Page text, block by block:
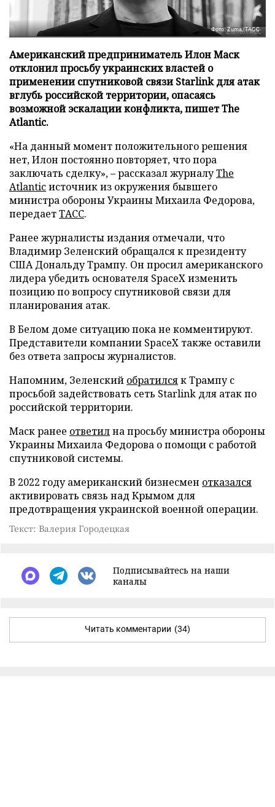
Фото: Zuma/ТАСС
Американский предприниматель Илон Маск
отклонил просьбу украинских властей о
применении спутниковой связи Starlink для атак
вглубь российской территории, опасаясь
возможной эскалации конфликта, пишет The
Atlantic.
«На данный момент положительного решения
нет, Илон постоянно повторяет, что пора
заключать сделку», – рассказал журналуThe
Atlanticисточник из окружения бывшего
министра обороны Украины Михаила Федорова,
передаетТАСС.
Ранее журналисты издания отмечали, что
Владимир Зеленский обращался к президенту
США Дональду Трампу. Он просил американского
лидера убедить основателя SpaceX изменить
позицию по вопросу спутниковой связи для
планирования атак.
В Белом доме ситуацию пока не комментируют.
Представители компании SpaceX также оставили
без ответа запросы журналистов.
Напомним, Зеленский обратилсяк Трампу с
просьбой задействовать сеть Starlink для атак по
российской территории.
Маск ранее ответилна просьбу министра обороны
Украины Михаила Федорова о помощи с работой
спутниковой системы.
В 2022 году американский бизнесмен отказался
активировать связь над Крымом для
предотвращения украинской военной операции.
Текст: Валерия Городецкая
Подписывайтесь на наши
каналы
Читать комментарии (34)